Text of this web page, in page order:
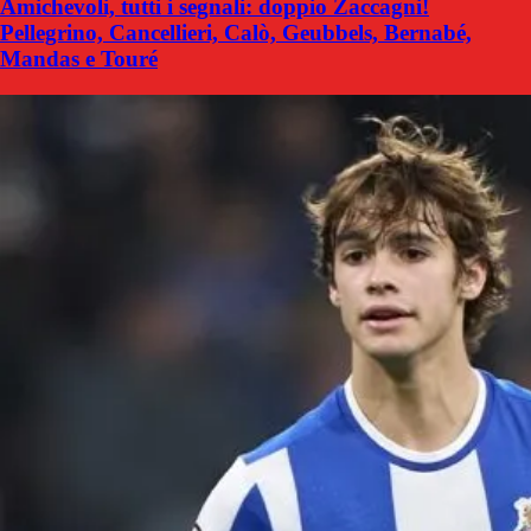
Amichevoli, tutti i segnali: doppio Zaccagni!
Pellegrino, Cancellieri, Calò, Geubbels, Bernabé,
Mandas e Touré